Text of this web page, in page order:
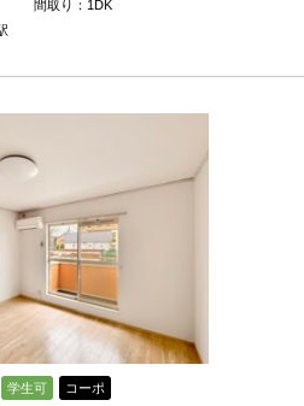
間取り：1DK
学生可 コーポ